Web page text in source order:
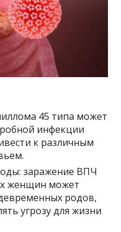
45 типа может
инфекции
к различным
заражение ВПЧ
женщин может
родов,
угрозу для жизни